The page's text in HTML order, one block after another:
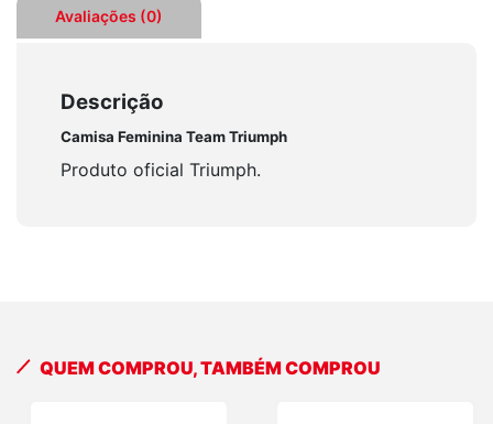
Avaliações (0)
Descrição
Camisa Feminina Team Triumph
Produto oficial Triumph.
QUEM COMPROU, TAMBÉM COMPROU